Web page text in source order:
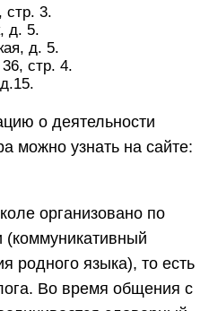
стр. 3.
д. 5.
д. 5.
стр. 4.
о деятельности
можно узнать на сайте:
организовано по
(коммуникативный
родного языка), то есть
Во время общения с